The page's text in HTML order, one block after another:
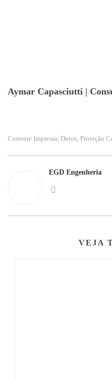
Aymar Capasciutti |
Corrente Impressa, Dutos, Proteção
EGD Engenheria
VEJA